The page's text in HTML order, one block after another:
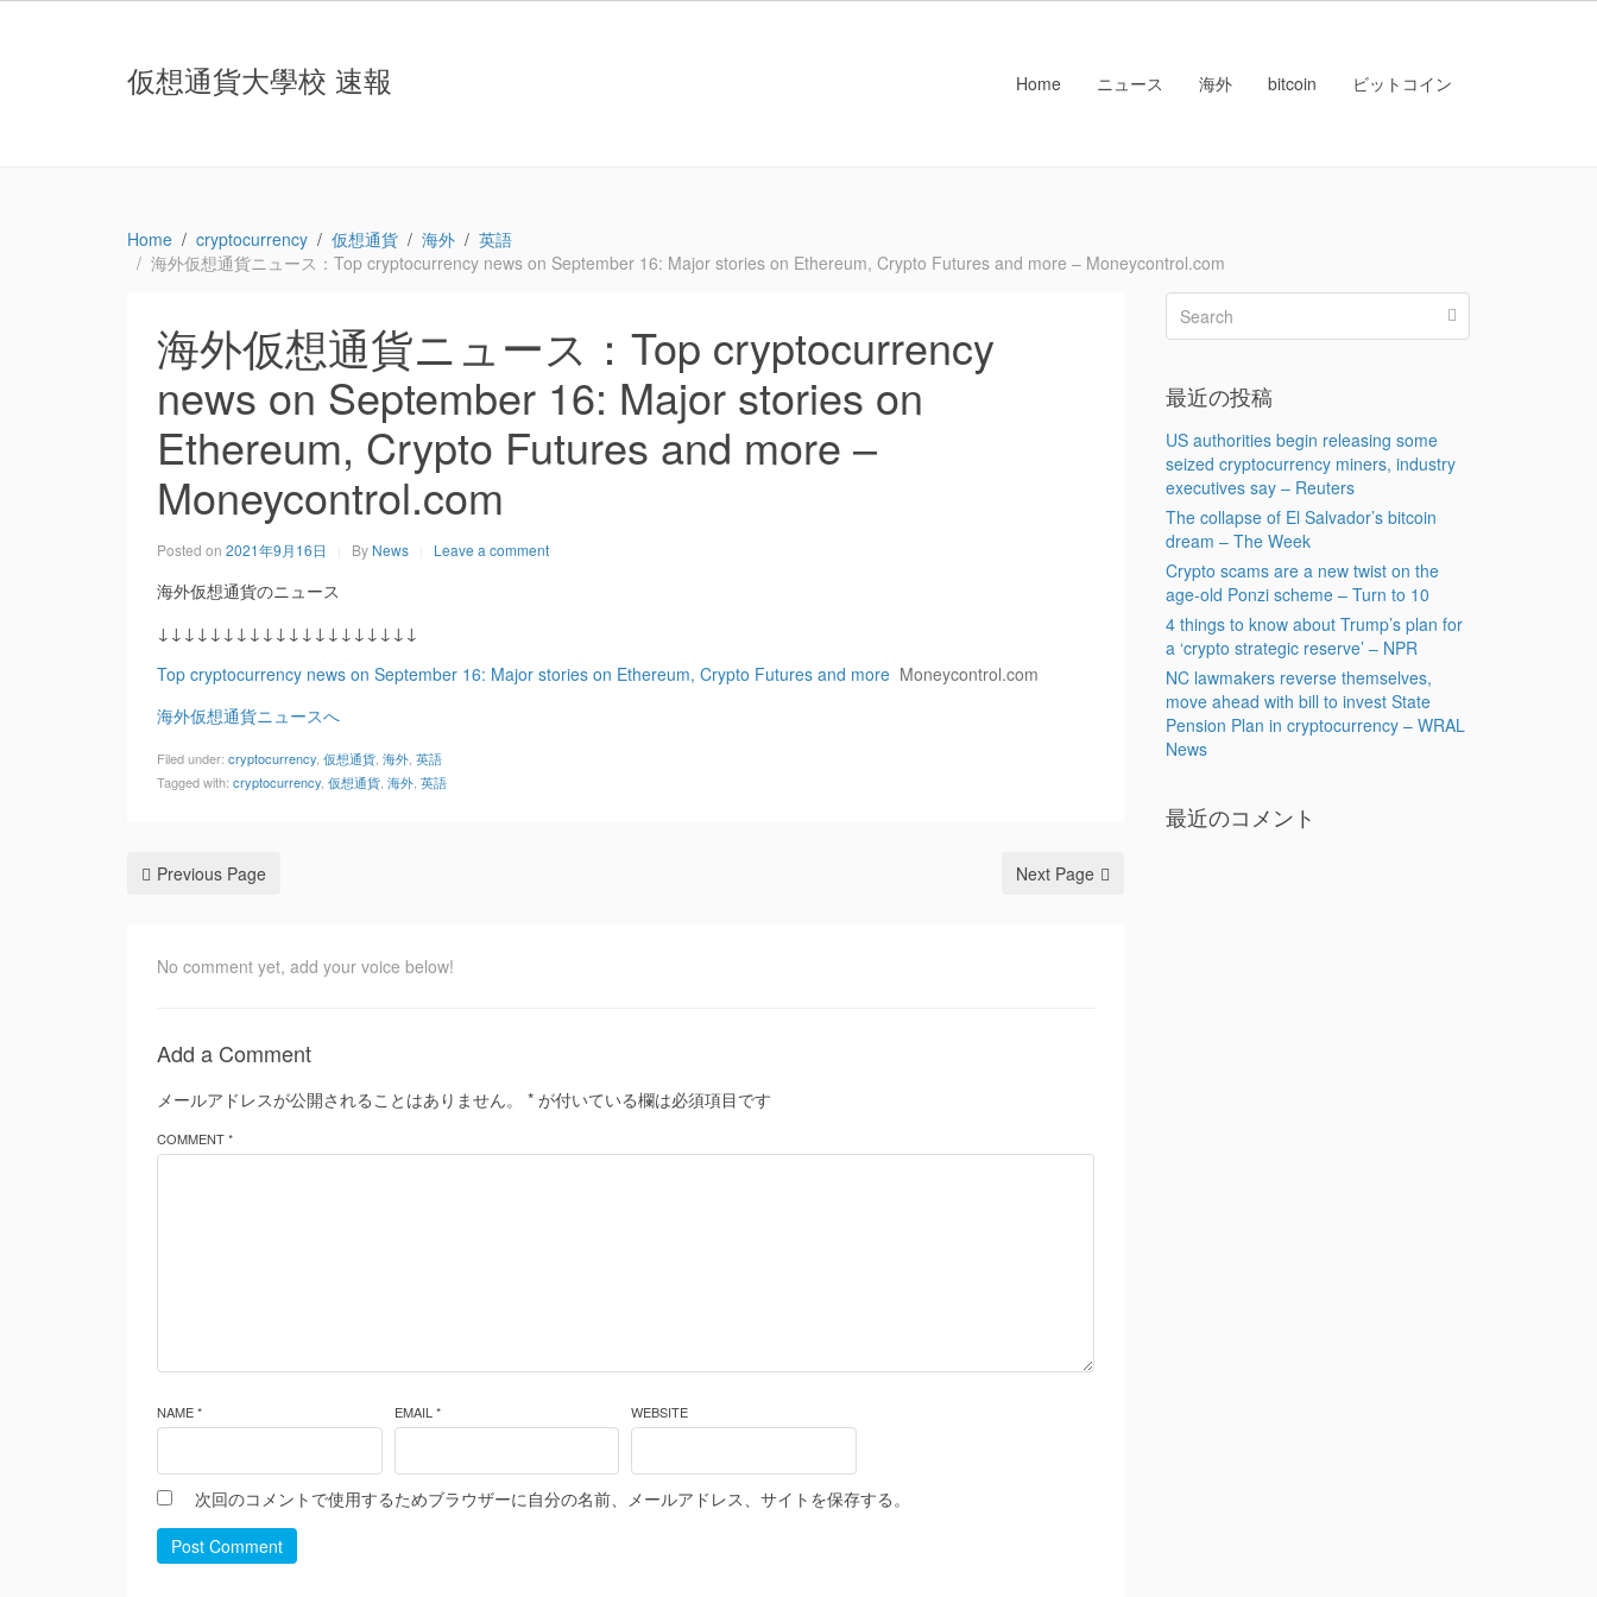
仮想通貨大學校 速報 Home ニュース 海外 bitcoin ビットコイン
Home cryptocurrency 仮想通貨 海外
英語
海外仮想通貨ニュース：Top cryptocurrency news on September 16: Major stories on Ethereum, Crypto Futures and more – Moneycontrol.com
海外仮想通貨ニュース：Top cryptocurrency
news on September 16: Major stories on
Ethereum, Crypto Futures and more –
Moneycontrol.com
Posted on 2021年9月16日 By News Leave a comment
海外仮想通貨のニュース
↓↓↓↓↓↓↓↓↓↓↓↓↓↓↓↓↓↓↓↓
Top cryptocurrency news on September 16: Major stories on Ethereum, Crypto Futures and more Moneycontrol.com
海外仮想通貨ニュースへ
Filed under: cryptocurrency 仮想通貨 海外 英語
Tagged with: cryptocurrency 仮想通貨 海外 英語
Previous Page Next Page
No comment yet, add your voice below!
Add a Comment
メールアドレスが公開されることはありません。 * が付いている欄は必須項目です
COMMENT *
NAME * EMAIL * WEBSITE
次回のコメントで使用するためブラウザーに自分の名前、メールアドレス、サイトを保存する。
Post Comment
最近の投稿
US authorities begin releasing some
seized cryptocurrency miners, industry
executives say – Reuters
The collapse of El Salvador’s bitcoin
dream – The Week
Crypto scams are a new twist on the
age-old Ponzi scheme – Turn to 10
4 things to know about Trump’s plan for
a ‘crypto strategic reserve’ – NPR
NC lawmakers reverse themselves,
move ahead with bill to invest State
Pension Plan in cryptocurrency – WRAL
News
最近のコメント